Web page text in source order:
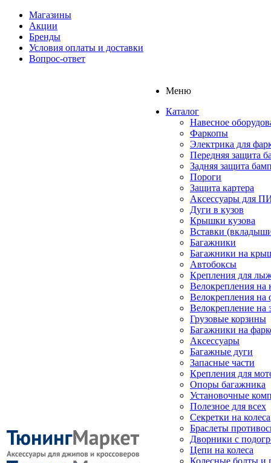
Магазины
Акции
Бренды
Условия оплаты и доставки
Вопрос-ответ
Меню
Каталог
Навесное
Фаркопы
Электрика для
Передняя защита
Задняя защита
Пороги
Защита картера
Аксессуары для
Дуги в кузов
Крышки кузова
Вставки
Багажники
Багажники на
Автобоксы
Крепления для
Велокрепления
Велокрепления на
Велокрепление на
Грузовые корзины
Багажники на
Аксессуары
Багажные дуги
Запасные части
Крепления для
Опоры багажника
Установочные
Полезное для всех
Секретки на колеса
Браслеты
Дворники с
Цепи на колеса
Колесные болты и